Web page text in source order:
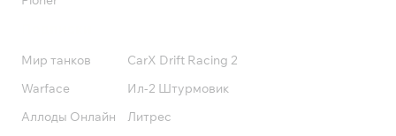
Мир танков
Warface
Аллоды Онлайн
CarX Drift Racing 2
Ил-2 Штурмовик
Литрес